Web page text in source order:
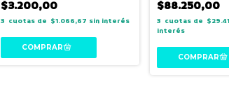
$3.200,00
3 $1.066,67 sin interés
$88.250,00
3
interés